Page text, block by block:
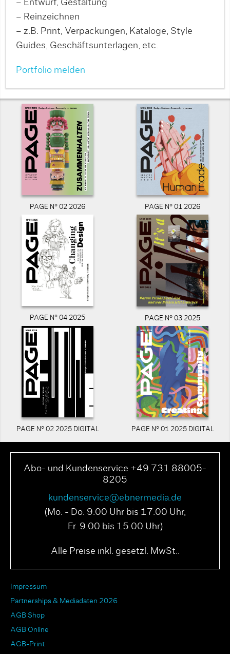
– Entwurf, Gestaltung
– Reinzeichnen
– z.B. Print, Verpackungen, Kataloge, Style
Guides, Geschäftsunterlagen, etc.
Portfolio melden
PAGE N° 02 2026 PAGE N° 01 2026
PAGE N° 04 2025 PAGE N° 03 2025
PAGE N° 02 2025 DIGITAL PAGE N° 01 2025 DIGITAL
Abo- und Kundenservice +49 731 88005-
8205
kundenservice@ebnermedia.de
(Mo. - Do. 9.00 Uhr bis 17.00 Uhr,
Fr. 9.00 bis 15.00 Uhr)
Alle Preise inkl. gesetzl. MwSt..
Impressum
Partnerships & Mediadaten 2026
AGB Shop
AGB Online
AGB-Print